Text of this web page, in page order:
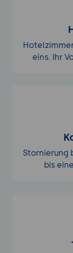
eins. Ihr
Stornierung
bis